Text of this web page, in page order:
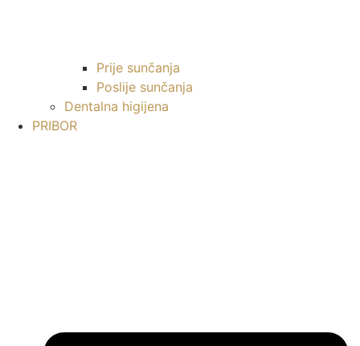
Prije sunčanja
Poslije sunčanja
Dentalna higijena
PRIBOR